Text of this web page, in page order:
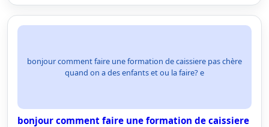
bonjour comment faire une formation de caissiere pas chère
quand on a des enfants et ou la faire? e
bonjour comment faire une formation de caissiere